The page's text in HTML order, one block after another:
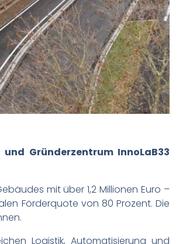
Gründerzentrum InnoLaB33
mit über 1,2 Millionen Euro –
Förderquote von 80 Prozent. Die
Logistik, Automatisierung und